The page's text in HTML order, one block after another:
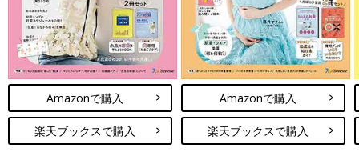
Amazonで購入
楽天ブックスで購入
Amazonで購入
楽天ブックスで購入